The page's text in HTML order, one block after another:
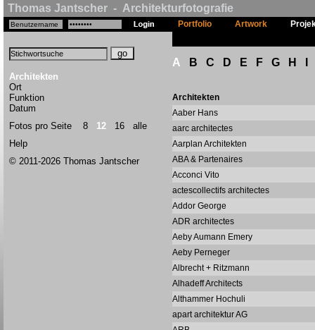
Thomas Jantscher - Architekturfotografie
Architekten
Ort
Funktion
Datum
Fotos pro Seite 8 12 16
alle
Help
© 2011-2026 Thomas Jantscher
Portfolio Artwork
A B C D E F G H
Architekten
Aaber Hans
aarc architectes
Aarplan Architekten
ABA & Partenaires
Acconci Vito
actescollectifs architectes
Addor George
ADR architectes
Aeby Aumann Emery
Aeby Perneger
Albrecht + Ritzmann
Alhadeff Architects
Althammer Hochuli
apart architektur AG